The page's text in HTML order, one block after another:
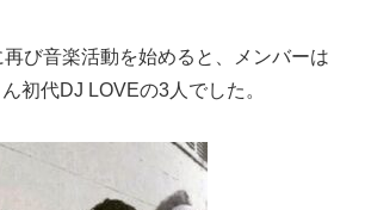
び音楽活動を始めると、メンバーは
初代DJ LOVEの3人でした。